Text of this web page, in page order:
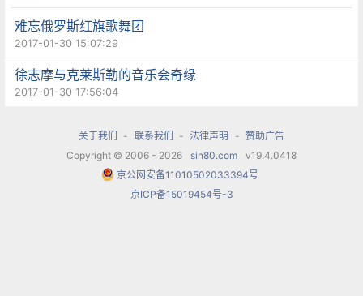
事实证明，作为年轻一辈，杜达梅尔不负众望，在
份令人耳目一新的节目单：包括施特劳斯家族在
中：此前从未出现的轻歌剧作曲家弗朗茨-莱哈尔，
还有谱写了名曲《溜冰圆舞曲》的法国作曲家埃米
尔-瓦尔德退费尔。施特劳斯家族的作品选择也很广
难忘俄罗斯红旗歌舞团
2017-01-30 15:07:29
徐志摩与克莱斯勒的音乐会奇缘
2017-01-30 17:56:04
关于我们 - 联系我们 - 法律声明 - 赞助广告
Copyright © 2006 - 2026
sin80.com
v19.4.0418
京公网安备11010502033394号
京ICP备15019454号-3